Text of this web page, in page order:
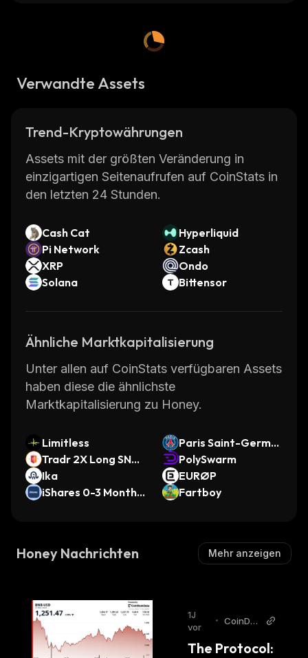
Verwandte Assets
Trend-Kryptowährungen
Assets mit der größten Veränderung in
einzigartigen Seitenaufrufen auf CoinStats in
den letzten 24 Stunden.
Cash Cat
Hyperliquid
Pi Network
Zcash
XRP
Ondo
Solana
Bittensor
Ähnliche Marktkapitalisierung
Unter allen auf CoinStats verfügbaren Assets
haben diese die ähnlichste
Marktkapitalisierung zu Honey.
Limitless
Paris Saint-Germai
n Fan Token
Tradr 2X Long SND
K ETF (bStocks Tok
enized Stock)
PolySwarm
Ika
EURØP
iShares 0-3 Month T
Fartboy
Honey Nachrichten Mehr anzeigen
1J
vor
•
CoinDes
The Protocol: